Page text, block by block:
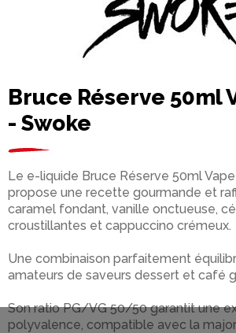
Bruce Réserve 50ml
- Swoke
Le e-liquide Bruce Réserve 50ml
propose une recette gourmande et
caramel fondant, vanille onctueuse,
croustillantes et cappuccino crémeux.
Une combinaison parfaitement
amateurs de saveurs dessert et café
Son ratio PG/VG 50/50 garantit une
polyvalence, compatible avec la